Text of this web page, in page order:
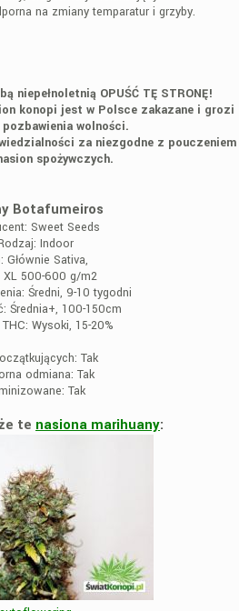
na zmiany temparatur i grzyby.
niepełnoletnią OPUŚĆ TĘ STRONĘ!
konopi jest w Polsce zakazane i grozi
wolności.
za niezgodne z pouczeniem
spożywczych.
Botafumeiros
Sweet Seeds
Indoor
Głównie Sativa,
XL 500-600 g/m2
Średni, 9-10 tygodni
Średnia+, 100-150cm
Wysoki, 15-20%
Tak
odmiana: Tak
Tak
te nasiona marihuany: